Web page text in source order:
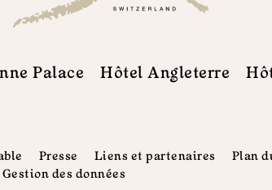
Palace Hôtel Angleterre
Presse Liens et partenaires
Plan
Gestion des données